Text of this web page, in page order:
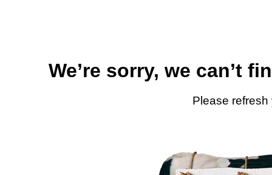
We’re sorry, we can’t
Please refresh